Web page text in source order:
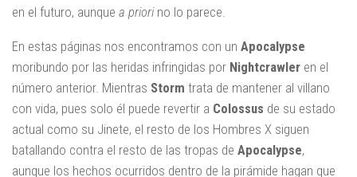
en el futuro, aunque a priorino lo parece.
En estas páginas nos encontramos con un Apocalypse
moribundo por las heridas infringidas por Nightcrawler en el
número anterior. Mientras Storm trata de mantener al villano
con vida, pues solo él puede revertir a Colossus de su estado
actual como su Jinete, el resto de los Hombres X siguen
batallando contra el resto de las tropas de Apocalypse,
aunque los hechos ocurridos dentro de la pirámide hagan que